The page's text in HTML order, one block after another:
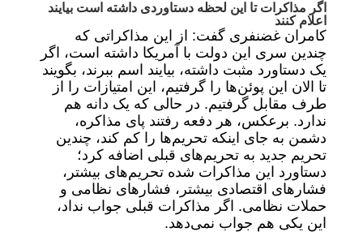
اگر مذاکرات تا این لحظه دستاوردی داشته است بیایند
اعلام کنند
کامران غضنفری گفت: از این مذاکراتی که
چندین سری این دولت با آمریکا داشته است، اگر
یک دستاورد مثبت داشته، بیایند اسم ببرند، بگویند
تا الان این پوئن‌ها را گرفتیم، این امتیازات را از
طرف مقابل گرفتیم. در حالی که یک دانه هم
ندارد. برعکس، هر دفعه رفتند پای مذاکره،
دشمن به جای اینکه تحریم‌ها را کم کند، چندین
تحریم جدید به تحریم‌های قبلی اضافه کرد؛
دستاورد این مذاکرات شده تحریم‌های بیشتر،
فشارهای اقتصادی بیشتر، فشارهای نظامی و
حملات نظامی. اگر مذاکرات قبلی جواب نداد،
این یکی هم جواب نمی‌دهد.